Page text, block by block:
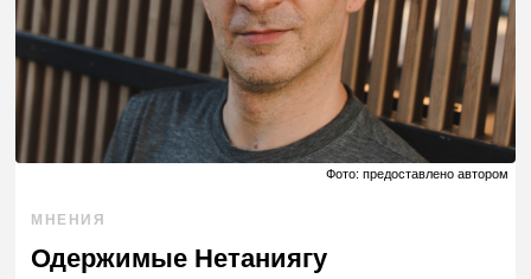
Фото: предоставлено автором
МНЕНИЯ
Одержимые Нетаниягу